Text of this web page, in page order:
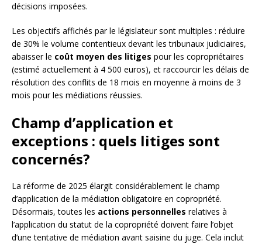
décisions imposées.
Les objectifs affichés par le législateur sont multiples : réduire
de 30% le volume contentieux devant les tribunaux judiciaires,
abaisser le coût moyen des litiges pour les copropriétaires
(estimé actuellement à 4 500 euros), et raccourcir les délais de
résolution des conflits de 18 mois en moyenne à moins de 3
mois pour les médiations réussies.
Champ d’application et
exceptions : quels litiges sont
concernés?
La réforme de 2025 élargit considérablement le champ
d’application de la médiation obligatoire en copropriété.
Désormais, toutes les actions personnelles relatives à
l’application du statut de la copropriété doivent faire l’objet
d’une tentative de médiation avant saisine du juge. Cela inclut